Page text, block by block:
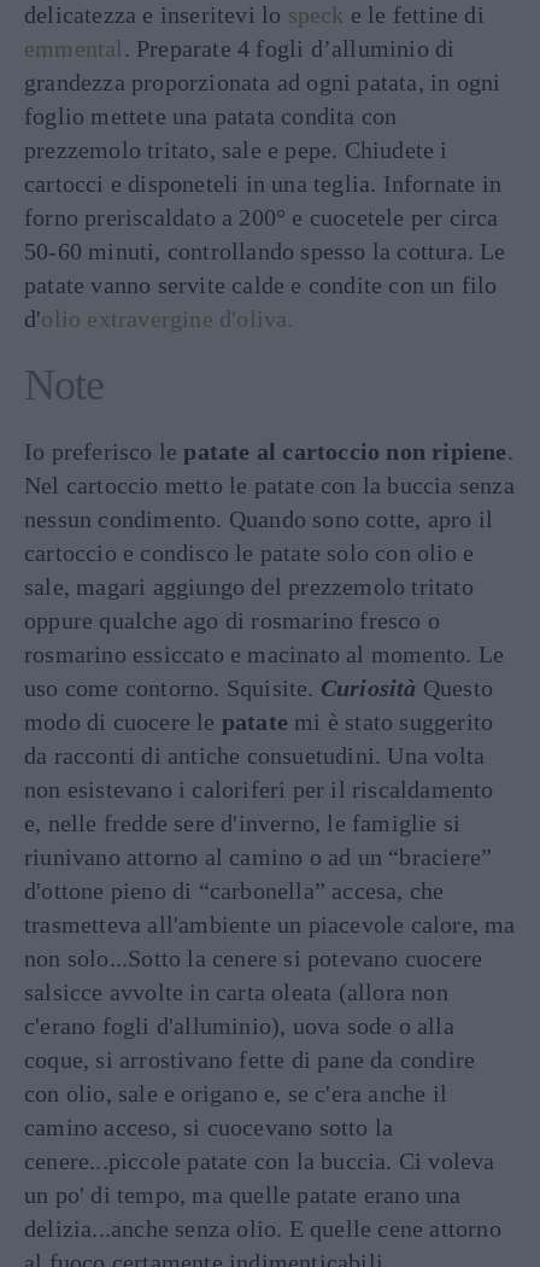
delicatezza e inseritevi lo speck e le fettine di
emmental . Preparate 4 fogli d’alluminio di
grandezza proporzionata ad ogni patata, in ogni
foglio mettete una patata condita con
prezzemolo tritato, sale e pepe. Chiudete i
cartocci e disponeteli in una teglia. Infornate in
forno preriscaldato a 200° e cuocetele per circa
50-60 minuti, controllando spesso la cottura. Le
patate vanno servite calde e condite con un filo
d'olio extravergine d'oliva.
Note
Io preferisco lepatate al cartoccio non ripiene.
Nel cartoccio metto le patate con la buccia senza
nessun condimento. Quando sono cotte, apro il
cartoccio e condisco le patate solo con olio e
sale, magari aggiungo del prezzemolo tritato
oppure qualche ago di rosmarino fresco o
rosmarino essiccato e macinato al momento. Le
uso come contorno. Squisite. Curiosità Questo
modo di cuocere le patate mi è stato suggerito
da racconti di antiche consuetudini. Una volta
non esistevano i caloriferi per il riscaldamento
e, nelle fredde sere d'inverno, le famiglie si
riunivano attorno al camino o ad un “braciere”
d'ottone pieno di “carbonella” accesa, che
trasmetteva all'ambiente un piacevole calore, ma
non solo...Sotto la cenere si potevano cuocere
salsicce avvolte in carta oleata (allora non
c'erano fogli d'alluminio), uova sode o alla
coque, si arrostivano fette di pane da condire
con olio, sale e origano e, se c'era anche il
camino acceso, si cuocevano sotto la
cenere...piccole patate con la buccia. Ci voleva
un po' di tempo, ma quelle patate erano una
delizia...anche senza olio. E quelle cene attorno